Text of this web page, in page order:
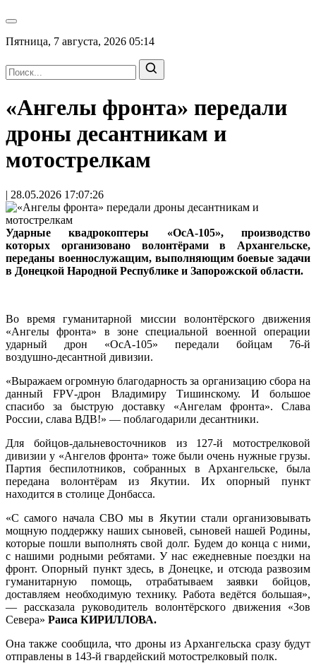
Пятница, 7 августа, 2026 05:14
«Ангелы фронта» передали
дроны десантникам и
мотострелкам
| 28.05.2026 17:07:26
Ударные квадрокоптеры «ОсА‑105», производство
которых организовано волонтёрами в Архангельске,
переданы военнослужащим, выполняющим боевые задачи
в Донецкой Народной Республике и Запорожской области.
Во время гуманитарной миссии волонтёрского движения
«Ангелы фронта» в зоне специальной военной операции
ударный дрон «ОсА‑105» передали бойцам 76‑й
воздушно‑десантной дивизии.
«Выражаем огромную благодарность за организацию сбора на
данный FPV‑дрон Владимиру Тишинскому. И большое
спасибо за быструю доставку «Ангелам фронта». Слава
России, слава ВДВ!» — поблагодарили десантники.
Для бойцов‑дальневосточников из 127‑й мотострелковой
дивизии у «Ангелов фронта» тоже были очень нужные грузы.
Партия беспилотников, собранных в Архангельске, была
передана волонтёрам из Якутии. Их опорный пункт
находится в столице Донбасса.
«С самого начала СВО мы в Якутии стали организовывать
мощную поддержку наших сыновей, сыновей нашей Родины,
которые пошли выполнять свой долг. Будем до конца с ними,
с нашими родными ребятами. У нас ежедневные поездки на
фронт. Опорный пункт здесь, в Донецке, и отсюда развозим
гуманитарную помощь, отрабатываем заявки бойцов,
доставляем необходимую технику. Работа ведётся большая»,
— рассказала руководитель волонтёрского движения «Зов
Севера» Раиса КИРИЛЛОВА.
Она также сообщила, что дроны из Архангельска сразу будут
отправлены в 143‑й гвардейский мотострелковый полк.